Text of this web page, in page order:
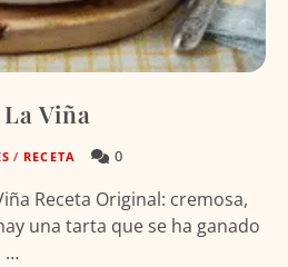
Viña
/ RECETA 0
Receta Original: cremosa,
una tarta que se ha ganado
…